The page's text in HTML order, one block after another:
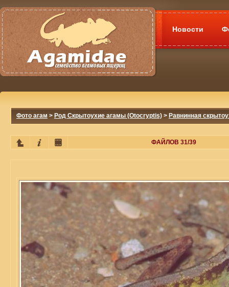
Новости
Фото агам > Род Скрытоухие агамы (Otocryptis) > Равнинная
ФАЙЛОВ 31/39